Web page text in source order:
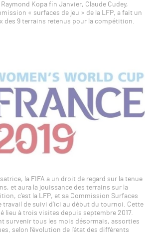
Kopa fin Janvier, Claude Cudey,
« surfaces de jeu » de la LFP, a fait un
des 9 terrains retenus pour la compétition.
la FIFA a un droit de regard sur la tenue
et aura la jouissance des terrains sur la
c’est la LFP, et sa Commission Surfaces
travail de suivi d’ici au début du tournoi. Cette
lieu à trois visites depuis septembre 2017.
survenir tous les mois désormais, assorties
selon l’évolution de l’état des différents